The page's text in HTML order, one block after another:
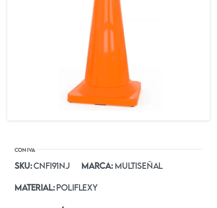
SKU:CNFI91NJ MARCA: MULTISEÑAL
MATERIAL: POLIFLEXY